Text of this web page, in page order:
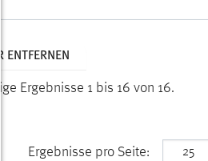
ENTFERNEN
Ergebnisse 1 bis 16 von 16.
Ergebnisse pro Seite: